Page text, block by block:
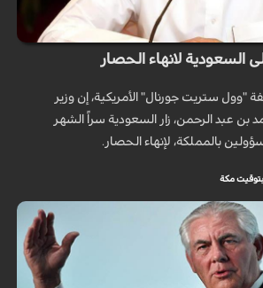
لانهاء الحصار
"وول ستريت جورنال" الأمريكية، إن وزير
عبد الرحمن، زار السعودية سراً الشهر
بالمملكة، لإنهاء الحصار.